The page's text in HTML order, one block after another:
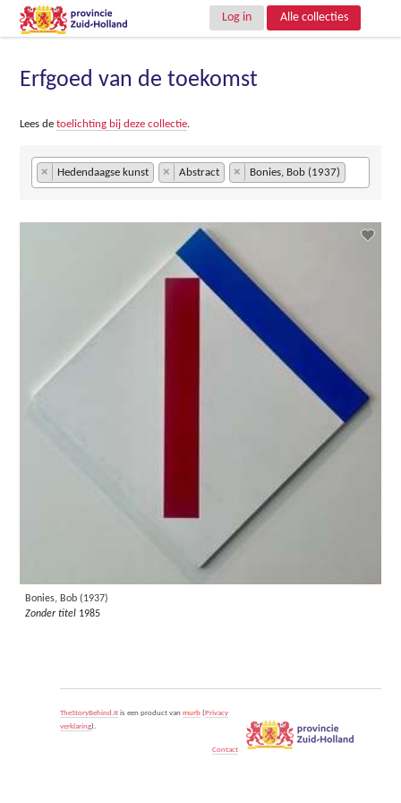
Log in Alle collecties
Erfgoed van de toekomst
Lees detoelichting bij deze collectie.
× Hedendaagse kunst × Abstract × Bonies, Bob (1937)
Bonies, Bob (1937)
Zonder titel 1985
TheStoryBehind.It is een product vanmurb (Privacy
verklaring).
Contact